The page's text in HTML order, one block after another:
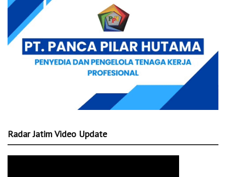
Radar Jatim Video Update